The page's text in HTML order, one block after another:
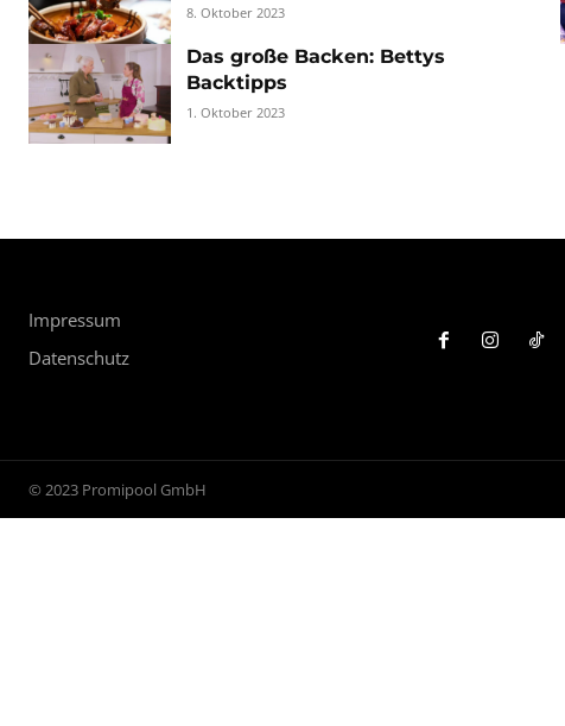
8. Oktober 2023
Das große Backen: Bettys
Backtipps
1. Oktober 2023
Impressum
Datenschutz
© 2023 Promipool GmbH